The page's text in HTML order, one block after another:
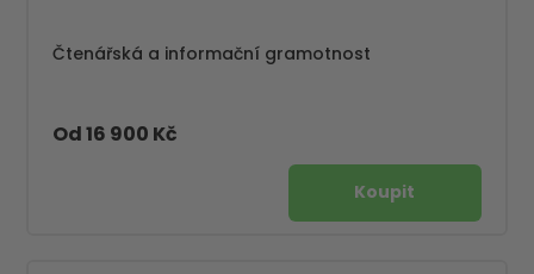
Čtenářská a informační gramotnost
Od 16 900 Kč